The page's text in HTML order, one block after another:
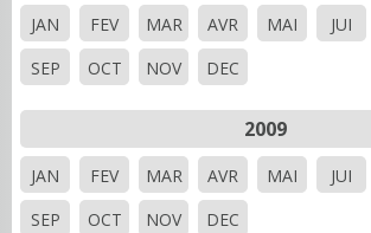
JAN FEV MAR AVR MAI JUI
SEP
OCT NOV DEC
2009
JAN FEV MAR AVR MAI JUI
SEP
OCT NOV DEC